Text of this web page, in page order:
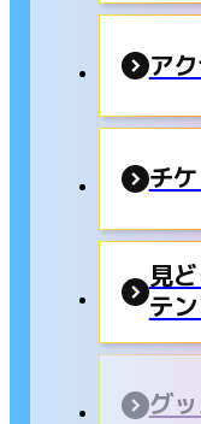
ア
チ
見
テ
グ